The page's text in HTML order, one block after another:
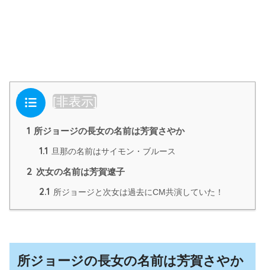
目次 [非表示]
1 所ジョージの長女の名前は芳賀さやか
1.1 旦那の名前はサイモン・ブルース
2 次女の名前は芳賀遼子
2.1 所ジョージと次女は過去にCM共演していた！
所ジョージの長女の名前は芳賀さやか